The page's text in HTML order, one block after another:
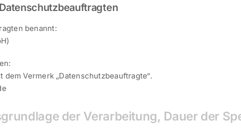
benannt:
Vermerk „Datenschutzbeauftragte“.
der Verarbeitung, Dauer der